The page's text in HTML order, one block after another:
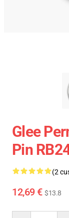
Glee
Pin
(2
12,69 € $13.8